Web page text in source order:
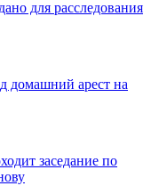
для расследования
домашний арест на
заседание по